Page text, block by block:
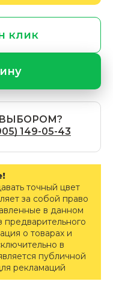
клик
ВЫБОРОМ?
149-05-43
точный цвет
за собой право
в данном
предварительного
о товарах и
в
публичной
рекламаций